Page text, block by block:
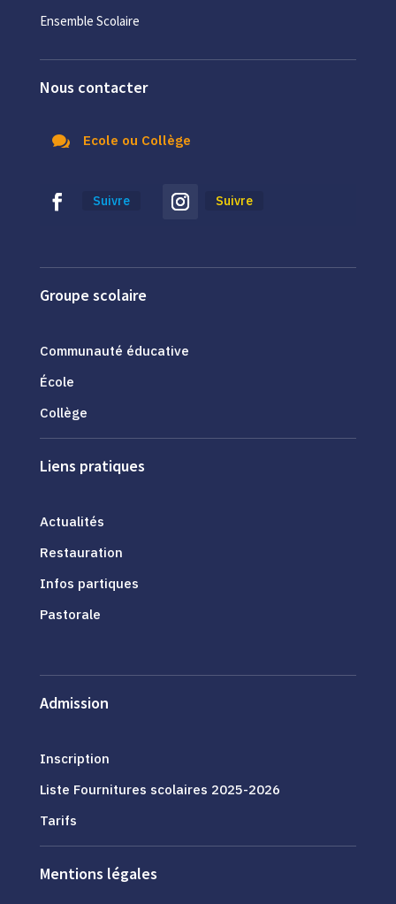
Ensemble Scolaire
Nous contacter
 Ecole ou Collège
Suivre Suivre
Groupe scolaire
Communauté éducative
École
Collège
Liens pratiques
Actualités
Restauration
Infos partiques
Pastorale
Admission
Inscription
Liste Fournitures scolaires 2025-2026
Tarifs
Mentions légales